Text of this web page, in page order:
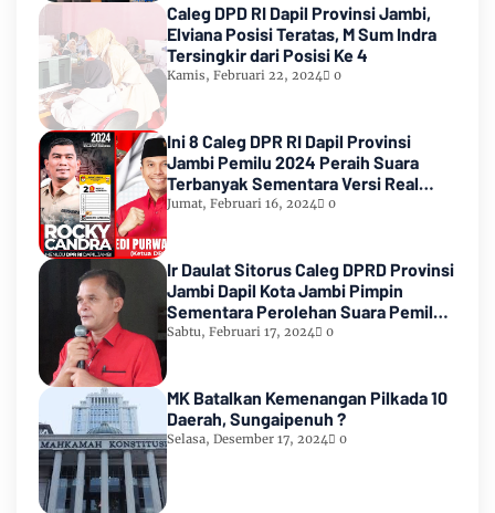
Caleg DPD RI Dapil Provinsi Jambi,
Elviana Posisi Teratas, M Sum Indra
Tersingkir dari Posisi Ke 4
Kamis, Februari 22, 2024 0
Ini 8 Caleg DPR RI Dapil Provinsi
Jambi Pemilu 2024 Peraih Suara
Terbanyak Sementara Versi Real
Count KPU RI
Jumat, Februari 16, 2024 0
Ir Daulat Sitorus Caleg DPRD Provinsi
Jambi Dapil Kota Jambi Pimpin
Sementara Perolehan Suara Pemilu
2024
Sabtu, Februari 17, 2024 0
MK Batalkan Kemenangan Pilkada 10
Daerah, Sungaipenuh ?
Selasa, Desember 17, 2024 0